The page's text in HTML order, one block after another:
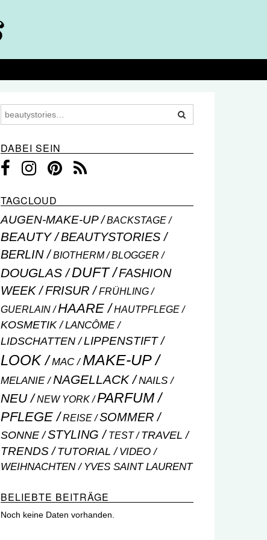
DABEI SEIN
TAGCLOUD
AUGEN-MAKE-UP BACKSTAGE
BEAUTY
BEAUTYSTORIES
BERLIN
BIOTHERM BLOGGER
DOUGLAS DUFT
FASHION
WEEK
FRISUR FRÜHLING
GUERLAIN HAARE HAUTPFLEGE
KOSMETIK
LANCÔME
LIDSCHATTEN
LIPPENSTIFT
LOOK MAC MAKE-UP
MELANIE NAGELLACK NAILS
NEU NEW YORK PARFUM
PFLEGE REISE SOMMER
SONNE STYLING TEST TRAVEL
TRENDS TUTORIAL VIDEO
WEIHNACHTEN YVES SAINT LAURENT
BELIEBTE BEITRÄGE
Noch keine Daten vorhanden.